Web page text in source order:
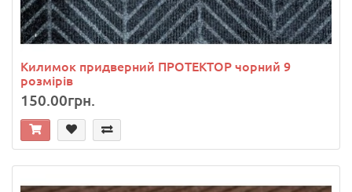
Килимок придверний ПРОТЕКТОР чорний 9
розмірів
150.00грн.